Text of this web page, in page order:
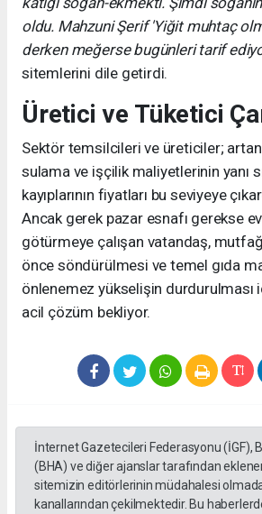
oldu. Mahzuni Şerif 'Yiğit muhtaç
derken meğerse bugünleri tarif
sitemlerini dile getirdi.
Üretici ve Tüketici
Sektör temsilcileri ve üreticiler;
sulama ve işçilik maliyetlerinin yanı
kayıplarının fiyatları bu seviyeye
Ancak gerek pazar esnafı gerekse
götürmeye çalışan vatandaş,
önce söndürülmesi ve temel gıda
önlenemez yükselişin durdurulması
acil çözüm bekliyor.
İnternet Gazetecileri Federasyonu (İGF),
(BHA) ve diğer ajanslar tarafından
sitemizin editörlerinin müdahalesi
kanallarından çekilmektedir. Bu